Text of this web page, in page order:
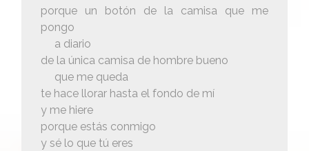
porque un botón de la camisa que me
pongo
a diario
de la única camisa de hombre bueno
que me queda
te hace llorar hasta el fondo de mí
y me hiere
porque estás conmigo
y sé lo que tú eres